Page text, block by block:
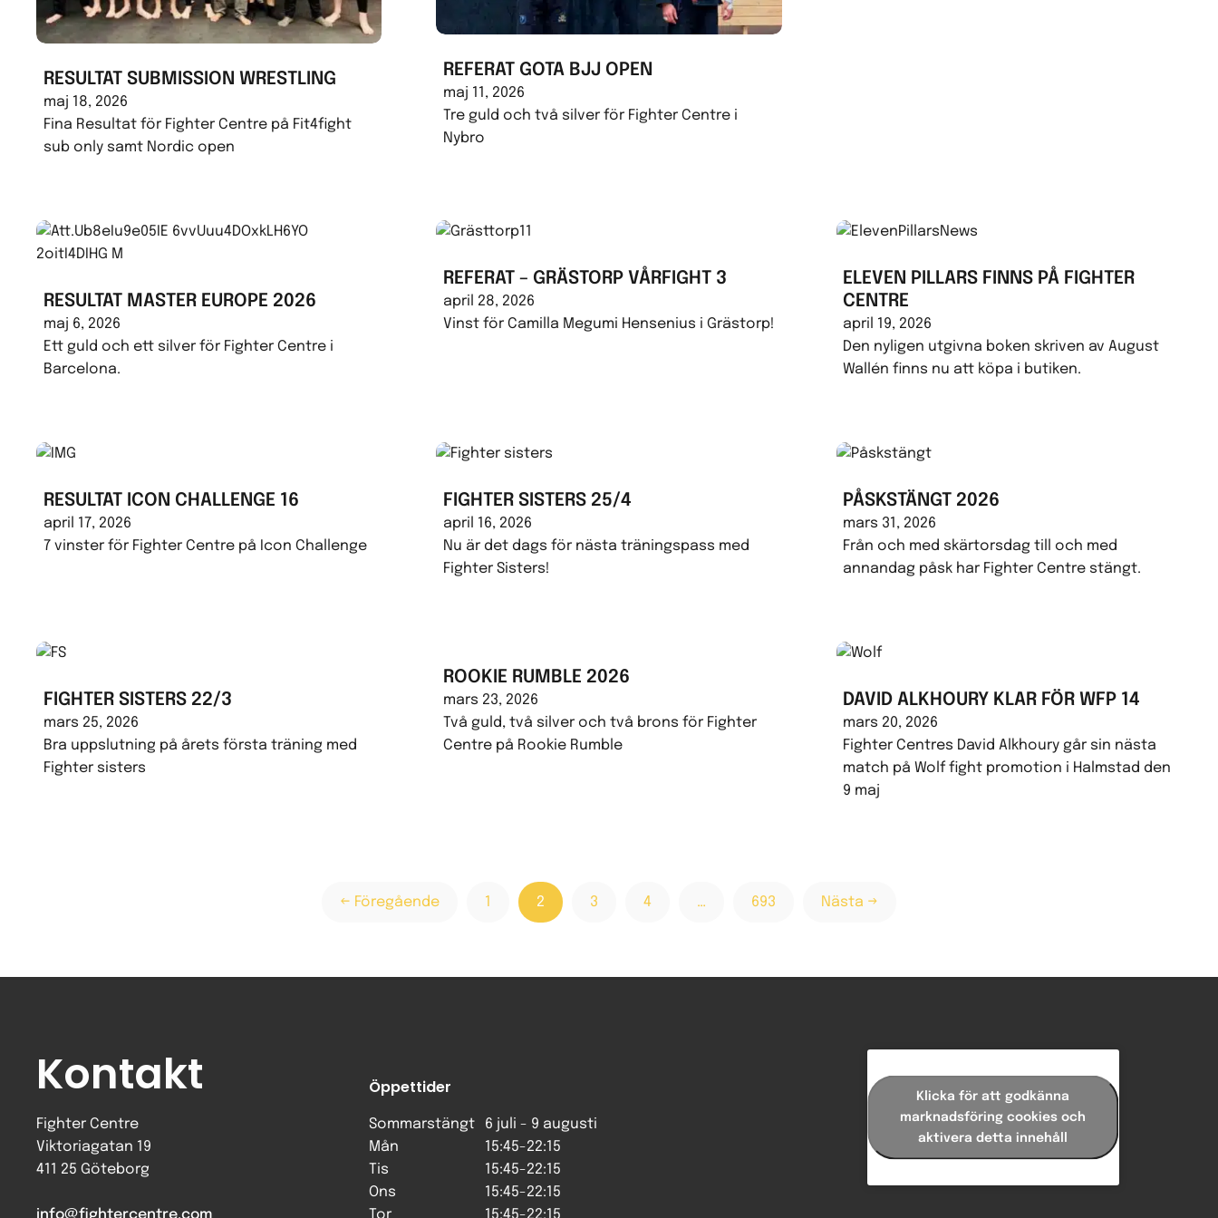
RESULTAT SUBMISSION WRESTLING
maj 18, 2026
Fina Resultat för Fighter Centre på Fit4fight
sub only samt Nordic open
REFERAT GOTA BJJ OPEN
maj 11, 2026
Tre guld och två silver för Fighter Centre i
Nybro
RESULTAT MASTER EUROPE 2026
maj 6, 2026
Ett guld och ett silver för Fighter Centre i
Barcelona.
REFERAT – GRÄSTORP VÅRFIGHT 3
april 28, 2026
Vinst för Camilla Megumi Hensenius i Grästorp!
ELEVEN PILLARS FINNS PÅ FIGHTER
CENTRE
april 19, 2026
Den nyligen utgivna boken skriven av August
Wallén finns nu att köpa i butiken.
RESULTAT ICON CHALLENGE 16
april 17, 2026
7 vinster för Fighter Centre på Icon Challenge
FIGHTER SISTERS 25/4
april 16, 2026
Nu är det dags för nästa träningspass med
Fighter Sisters!
PÅSKSTÄNGT 2026
mars 31, 2026
Från och med skärtorsdag till och med
annandag påsk har Fighter Centre stängt.
FIGHTER SISTERS 22/3
mars 25, 2026
Bra uppslutning på årets första träning med
Fighter sisters
ROOKIE RUMBLE 2026
mars 23, 2026
Två guld, två silver och två brons för Fighter
Centre på Rookie Rumble
DAVID ALKHOURY KLAR FÖR WFP 14
mars 20, 2026
Fighter Centres David Alkhoury går sin nästa
match på Wolf fight promotion i Halmstad den
9 maj
← Föregående 1 2 3 4 … 693 Nästa →
Kontakt
Fighter Centre
Viktoriagatan 19
411 25 Göteborg
info@fightercentre.com
Öppettider
Sommarstängt
6 juli - 9 augusti
Mån
15:45-22:15
Tis
15:45-22:15
Ons
15:45-22:15
Tor
15:45-22:15
Klicka för att godkänna
marknadsföring cookies och
aktivera detta innehåll